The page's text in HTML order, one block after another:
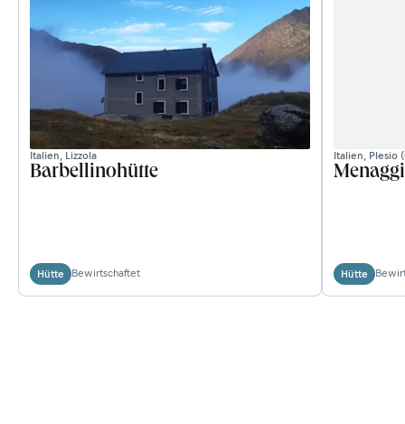
Italien, Lizzola
Barbellinohütte
Hütte Bewirtschaftet
Italien, Plesio
Hütte